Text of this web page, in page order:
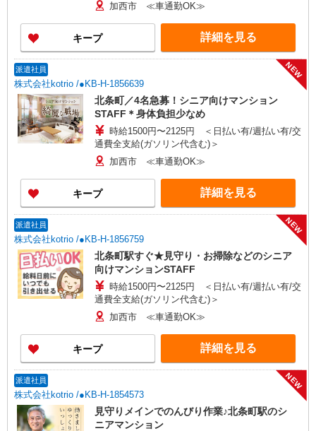
加西市 ≪車通勤OK≫
キープ 詳細を見る
派遣社員
株式会社kotrio /●KB-H-1856639
NEW
北条町／4名急募！シニア向けマンション
STAFF＊身体負担少なめ
時給1500円〜2125円 ＜日払い有/週払い有/交
通費全支給(ガソリン代含む)＞
加西市 ≪車通勤OK≫
キープ 詳細を見る
派遣社員
株式会社kotrio /●KB-H-1856759
NEW
北条町駅すぐ★見守り・お掃除などのシニア
向けマンションSTAFF
時給1500円〜2125円 ＜日払い有/週払い有/交
通費全支給(ガソリン代含む)＞
加西市 ≪車通勤OK≫
キープ 詳細を見る
派遣社員
株式会社kotrio /●KB-H-1854573
NEW
見守りメインでのんびり作業♪北条町駅のシ
ニアマンション